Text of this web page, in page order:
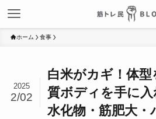
ホーム 食事
白米がカギ！体
質ボディを手に
水化物・筋肥大・
2025
2/02